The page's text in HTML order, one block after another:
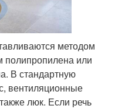
методом
полипропилена или
В стандартную
вентиляционные
люк. Если речь